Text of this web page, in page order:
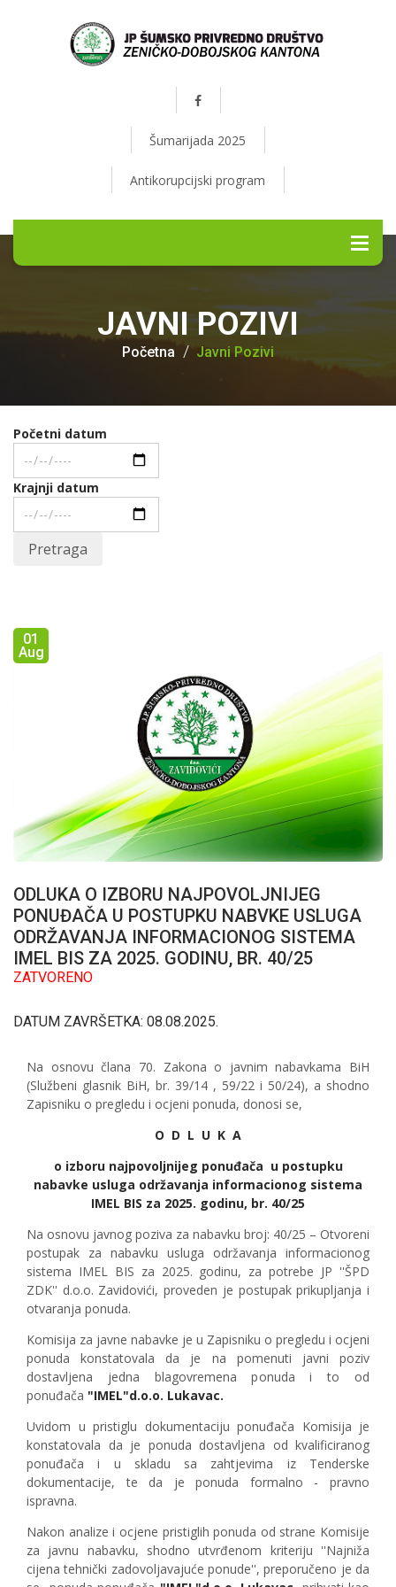
Šumarijada 2025
Antikorupcijski program
JAVNI POZIVI
Početna Javni Pozivi
Početni datum
Krajnji datum
Pretraga
01
Aug
ODLUKA O IZBORU NAJPOVOLJNIJEG
PONUĐAČA U POSTUPKU NABVKE USLUGA
ODRŽAVANJA INFORMACIONOG SISTEMA
IMEL BIS ZA 2025. GODINU, BR. 40/25
ZATVORENO
DATUM ZAVRŠETKA: 08.08.2025.
Na osnovu člana 70. Zakona o javnim nabavkama BiH
(Službeni glasnik BiH, br. 39/14 , 59/22 i 50/24), a shodno
Zapisniku o pregledu i ocjeni ponuda, donosi se,
O D L U K A
o izboru najpovoljnijeg ponuđača u postupku
nabavke usluga održavanja informacionog sistema
IMEL BIS za 2025. godinu, br. 40/25
Na osnovu javnog poziva za nabavku broj: 40/25 – Otvoreni
postupak za nabavku usluga održavanja informacionog
sistema IMEL BIS za 2025. godinu, za potrebe JP ''ŠPD
ZDK'' d.o.o. Zavidovići, proveden je postupak prikupljanja i
otvaranja ponuda.
Komisija za javne nabavke je u Zapisniku o pregledu i ocjeni
ponuda konstatovala da je na pomenuti javni poziv
dostavljena jedna blagovremena ponuda i to od
ponuđača "IMEL"d.o.o. Lukavac.
Uvidom u pristiglu dokumentaciju ponuđača Komisija je
konstatovala da je ponuda dostavljena od kvalificiranog
ponuđača i u skladu sa zahtjevima iz Tenderske
dokumentacije, te da je ponuda formalno - pravno
ispravna.
Nakon analize i ocjene pristiglih ponuda od strane Komisije
za javnu nabavku, shodno utvrđenom kriteriju ''Najniža
cijena tehnički zadovoljavajuće ponude'', preporučeno je da